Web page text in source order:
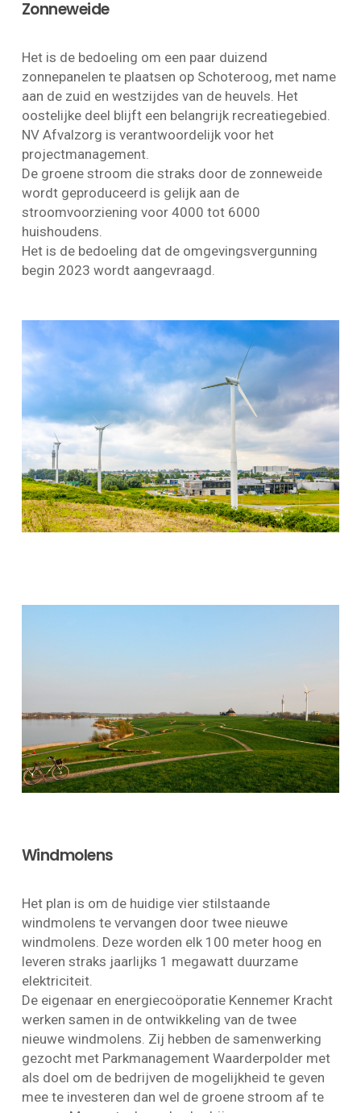
Zonneweide
Het is de bedoeling om een paar duizend
zonnepanelen te plaatsen op Schoteroog, met name
aan de zuid en westzijdes van de heuvels. Het
oostelijke deel blijft een belangrijk recreatiegebied.
NV Afvalzorg is verantwoordelijk voor het
projectmanagement.
De groene stroom die straks door de zonneweide
wordt geproduceerd is gelijk aan de
stroomvoorziening voor 4000 tot 6000
huishoudens.
Het is de bedoeling dat de omgevingsvergunning
begin 2023 wordt aangevraagd.
Windmolens
Het plan is om de huidige vier stilstaande
windmolens te vervangen door twee nieuwe
windmolens. Deze worden elk 100 meter hoog en
leveren straks jaarlijks 1 megawatt duurzame
elektriciteit.
De eigenaar en energiecoöporatie Kennemer Kracht
werken samen in de ontwikkeling van de twee
nieuwe windmolens. Zij hebben de samenwerking
gezocht met Parkmanagement Waarderpolder met
als doel om de bedrijven de mogelijkheid te geven
mee te investeren dan wel de groene stroom af te